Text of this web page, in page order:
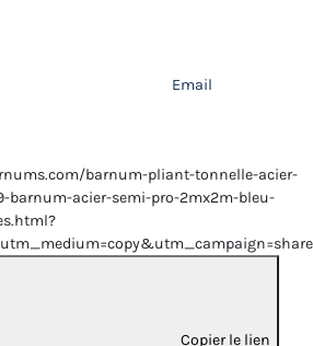
Email
barnum-pliant-tonnelle-acier-
barnum-acier-semi-pro-2mx2m-bleu-
Copier le lien